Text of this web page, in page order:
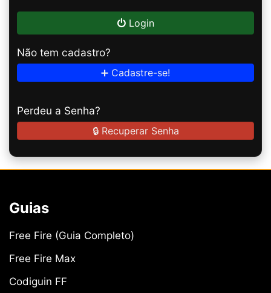
Login
Não tem cadastro?
➕ Cadastre-se!
Perdeu a Senha?
🔒 Recuperar Senha
Guias
Free Fire (Guia Completo)
Free Fire Max
Codiguin FF